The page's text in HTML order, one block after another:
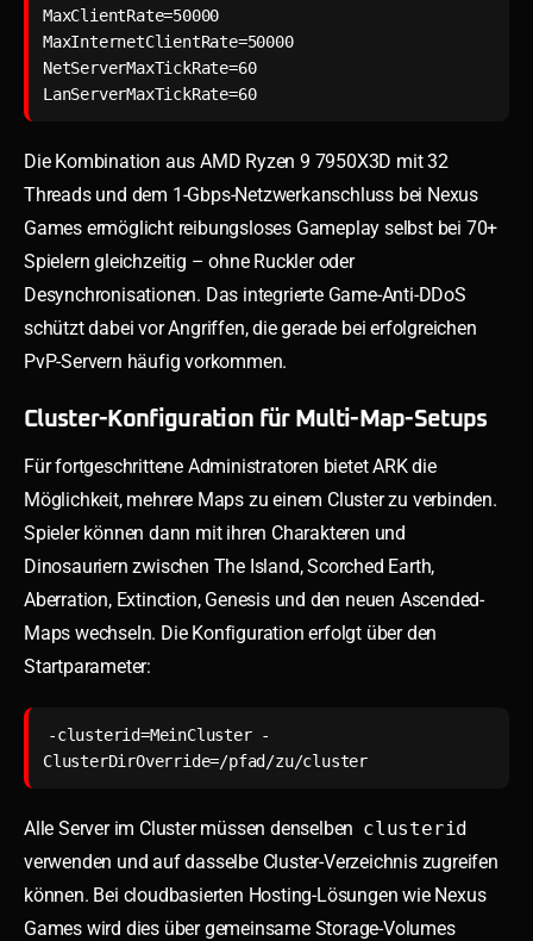
MaxClientRate=50000
MaxInternetClientRate=50000
NetServerMaxTickRate=60
LanServerMaxTickRate=60
Die Kombination aus AMD Ryzen 9 7950X3D mit 32
Threads und dem 1-Gbps-Netzwerkanschluss bei Nexus
Games ermöglicht reibungsloses Gameplay selbst bei 70+
Spielern gleichzeitig – ohne Ruckler oder
Desynchronisationen. Das integrierte Game-Anti-DDoS
schützt dabei vor Angriffen, die gerade bei erfolgreichen
PvP-Servern häufig vorkommen.
Cluster-Konfiguration für Multi-Map-Setups
Für fortgeschrittene Administratoren bietet ARK die
Möglichkeit, mehrere Maps zu einem Cluster zu verbinden.
Spieler können dann mit ihren Charakteren und
Dinosauriern zwischen The Island, Scorched Earth,
Aberration, Extinction, Genesis und den neuen Ascended-
Maps wechseln. Die Konfiguration erfolgt über den
Startparameter:
-clusterid=MeinCluster -
ClusterDirOverride=/pfad/zu/cluster
Alle Server im Cluster müssen denselben clusterid
verwenden und auf dasselbe Cluster-Verzeichnis zugreifen
können. Bei cloudbasierten Hosting-Lösungen wie Nexus
Games wird dies über gemeinsame Storage-Volumes